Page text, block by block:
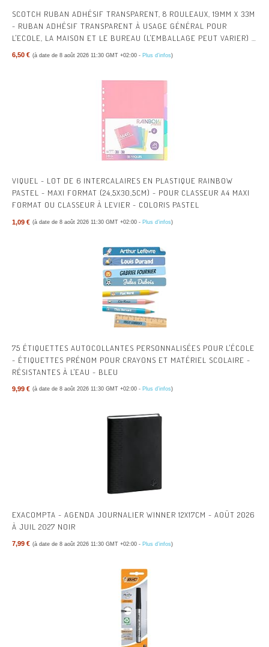
SCOTCH RUBAN ADHÉSIF TRANSPARENT, 8 ROULEAUX, 19MM X 33M
- RUBAN ADHÉSIF TRANSPARENT À USAGE GÉNÉRAL POUR
L'ECOLE, LA MAISON ET LE BUREAU (L'EMBALLAGE PEUT VARIER) |
6,50 € (à date de 8 août 2026 11:30 GMT +02:00 - Plus d’infos)
VIQUEL - LOT DE 6 INTERCALAIRES EN PLASTIQUE RAINBOW
PASTEL - MAXI FORMAT (24,5X30,5CM) - POUR CLASSEUR A4 MAXI
FORMAT OU CLASSEUR À LEVIER - COLORIS PASTEL
1,09 € (à date de 8 août 2026 11:30 GMT +02:00 - Plus d’infos)
75 ÉTIQUETTES AUTOCOLLANTES PERSONNALISÉES POUR L'ÉCOLE
- ÉTIQUETTES PRÉNOM POUR CRAYONS ET MATÉRIEL SCOLAIRE -
RÉSISTANTES À L'EAU - BLEU
9,99 € (à date de 8 août 2026 11:30 GMT +02:00 - Plus d’infos)
EXACOMPTA - AGENDA JOURNALIER WINNER 12X17CM - AOÛT 2026
À JUIL 2027 NOIR
7,99 € (à date de 8 août 2026 11:30 GMT +02:00 - Plus d’infos)